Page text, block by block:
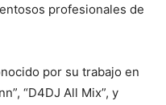
profesionales de
por su trabajo en
“D4DJ All Mix”, y